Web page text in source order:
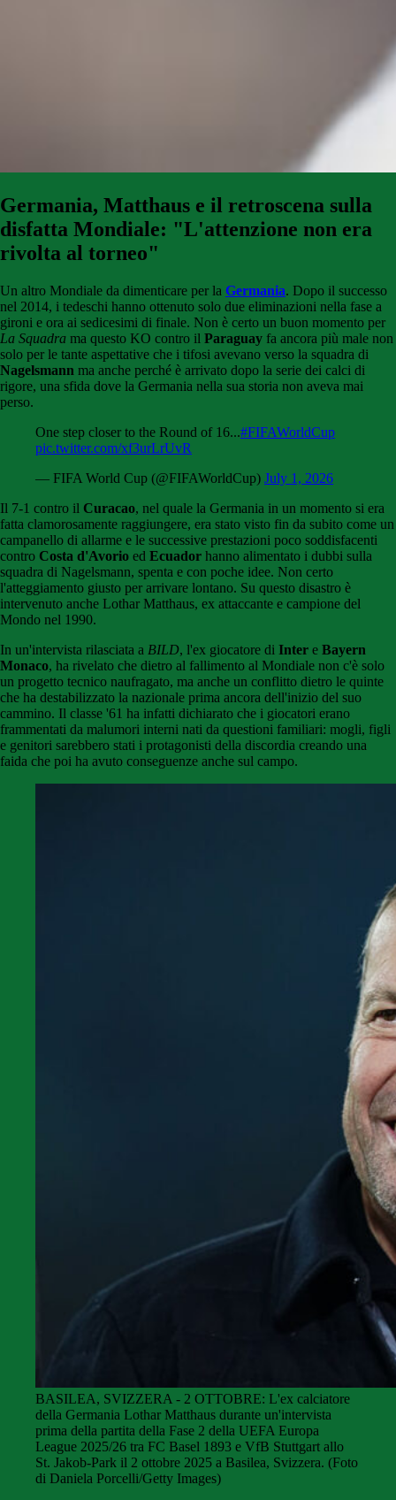
Germania, Matthaus e il retroscena sulla
disfatta Mondiale: "L'attenzione non era
rivolta al torneo"
Un altro Mondiale da dimenticare per la Germania. Dopo il successo
nel 2014, i tedeschi hanno ottenuto solo due eliminazioni nella fase a
gironi e ora ai sedicesimi di finale. Non è certo un buon momento per
La Squadra ma questo KO contro il Paraguay fa ancora più male non
solo per le tante aspettative che i tifosi avevano verso la squadra di
Nagelsmann ma anche perché è arrivato dopo la serie dei calci di
rigore, una sfida dove la Germania nella sua storia non aveva mai
perso.
One step closer to the Round of 16...#FIFAWorldCup
pic.twitter.com/xf3urLrUvR
— FIFA World Cup (@FIFAWorldCup) July 1, 2026
Il 7-1 contro il Curacao, nel quale la Germania in un momento si era
fatta clamorosamente raggiungere, era stato visto fin da subito come un
campanello di allarme e le successive prestazioni poco soddisfacenti
contro Costa d'Avorio ed Ecuador hanno alimentato i dubbi sulla
squadra di Nagelsmann, spenta e con poche idee. Non certo
l'atteggiamento giusto per arrivare lontano. Su questo disastro è
intervenuto anche Lothar Matthaus, ex attaccante e campione del
Mondo nel 1990.
In un'intervista rilasciata a BILD, l'ex giocatore di Inter e Bayern
Monaco, ha rivelato che dietro al fallimento al Mondiale non c'è solo
un progetto tecnico naufragato, ma anche un conflitto dietro le quinte
che ha destabilizzato la nazionale prima ancora dell'inizio del suo
cammino. Il classe '61 ha infatti dichiarato che i giocatori erano
frammentati da malumori interni nati da questioni familiari: mogli, figli
e genitori sarebbero stati i protagonisti della discordia creando una
faida che poi ha avuto conseguenze anche sul campo.
BASILEA, SVIZZERA - 2 OTTOBRE: L'ex calciatore
della Germania Lothar Matthaus durante un'intervista
prima della partita della Fase 2 della UEFA Europa
League 2025/26 tra FC Basel 1893 e VfB Stuttgart allo
St. Jakob-Park il 2 ottobre 2025 a Basilea, Svizzera. (Foto
di Daniela Porcelli/Getty Images)